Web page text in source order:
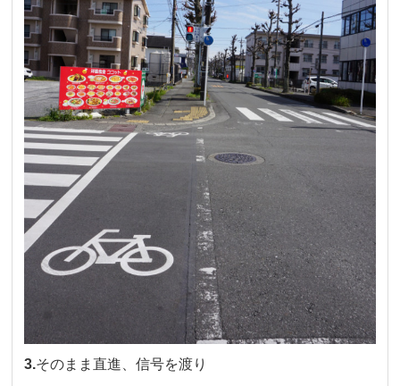
3.そのまま直進、信号を渡り